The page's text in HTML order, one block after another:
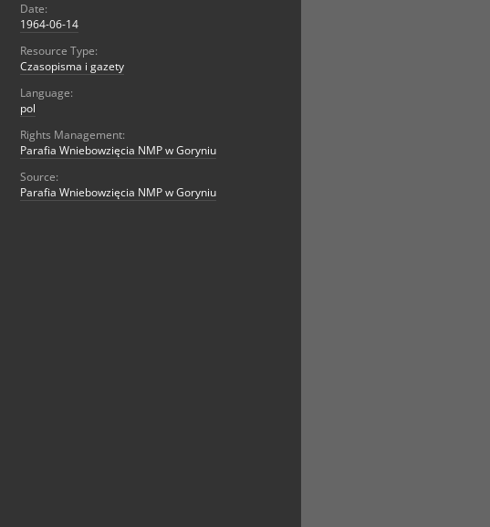
Date:
1964-06-14
Resource Type:
Czasopisma i gazety
Language:
pol
Rights Management:
Parafia Wniebowzięcia NMP w Goryniu
Source:
Parafia Wniebowzięcia NMP w Goryniu